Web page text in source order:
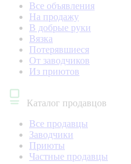
Все объявления
На продажу
В добрые руки
Вязка
Потерявшиеся
От заводчиков
Из приютов
Каталог продавцов
Все продавцы
Заводчики
Приюты
Частные продавцы